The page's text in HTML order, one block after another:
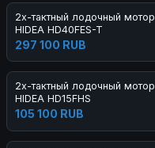
2х-тактный лодочный мотор
HIDEA HD40FES-T
297 100 RUB
2х-тактный лодочный мотор
HIDEA HD15FHS
105 100 RUB